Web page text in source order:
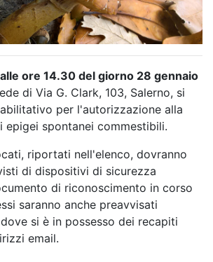
alle ore 14.30 del giorno 28 gennaio
di Via G. Clark, 103, Salerno, si
per l'autorizzazione alla
epigei spontanei commestibili.
riportati nell'elenco, dovranno
di dispositivi di sicurezza
di riconoscimento in corso
saranno anche preavvisati
si è in possesso dei recapiti
email.